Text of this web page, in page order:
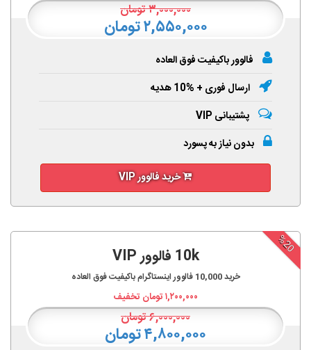
۳,۰۰۰,۰۰۰تومان
۲,۵۵۰,۰۰۰ تومان
فالوور باکیفیت فوق العاده
ارسال فوری + %10 هدیه
پشتیبانی VIP
بدون نیاز به پسورد
خرید فالوور VIP
%20
10k فالوور VIP
خرید10,000 فالوور اینستاگرام باکیفیت فوق العاده
۱,۲۰۰,۰۰۰تومان تخفیف
۶,۰۰۰,۰۰۰تومان
۴,۸۰۰,۰۰۰ تومان